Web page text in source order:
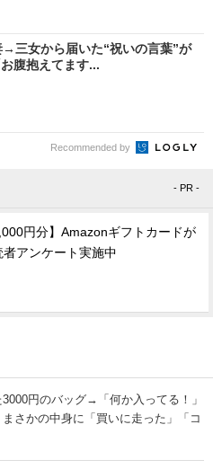
三女から届いた“祝いの言葉”が
腹抱えてます...
Recommended by
- PR -
円分】Amazonギフトカードが
者アンケート実施中
円のバッグ→「何か入ってる！」
かの中身に「買いに走った」「コ